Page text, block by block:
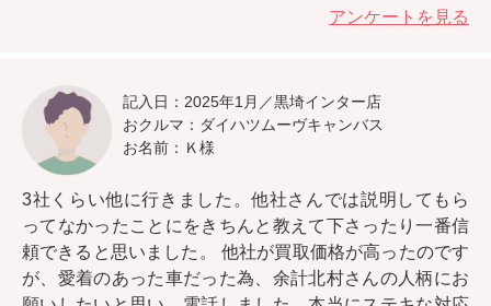
アンケートを見る
記入日：2025年1月／黒埼インター店
おクルマ：ダイハツムーヴキャンバス
お名前：Ｋ様
3社くらい他に行きました。他社さんでは説明してもら
ってなかったことにをきちんと教えて下さったり一番信
頼できると思いました。 他社が買取価格が高ったのです
が、愛着のあった車だった為、余計北村さんの人柄にお